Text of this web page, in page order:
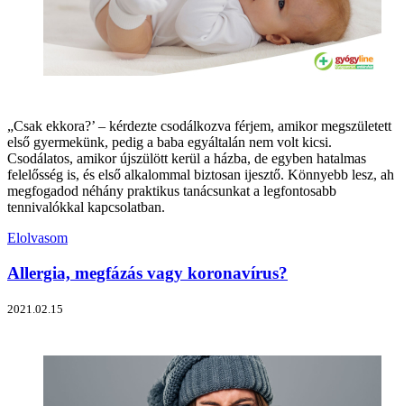
„Csak ekkora?’ – kérdezte csodálkozva férjem, amikor megszületett
első gyermekünk, pedig a baba egyáltalán nem volt kicsi.
Csodálatos, amikor újszülött kerül a házba, de egyben hatalmas
felelősség is, és első alkalommal biztosan ijesztő. Könnyebb lesz, ah
megfogadod néhány praktikus tanácsunkat a legfontosabb
tennivalókkal kapcsolatban.
Elolvasom
Allergia, megfázás vagy koronavírus?
2021.02.15